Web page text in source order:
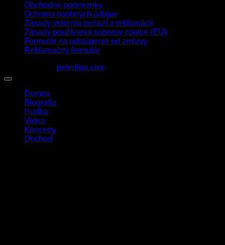
Obchodné podmienky
Ochrana osobných údajov
Zásady vrátenia peňazí a reklamácií
Zásady používania súborov cookie (EÚ)
Formulár na odstúpenie od zmluvy
Reklamačný formulár
peterlipa.com
Domov
Biografia
Hudba
Videá
Koncerty
Obchod